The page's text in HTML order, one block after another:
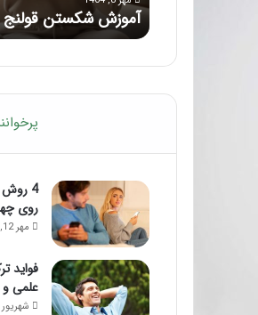
شوید!
ماساژ حواس‌جمع
4
روی
مهر 12, 1401
فواید
علمی
شهریور 12, 1401